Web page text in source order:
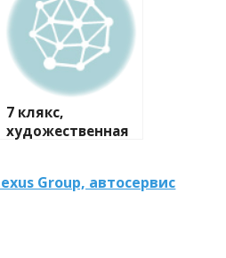
7 клякс,
художественная
Group, автосервис